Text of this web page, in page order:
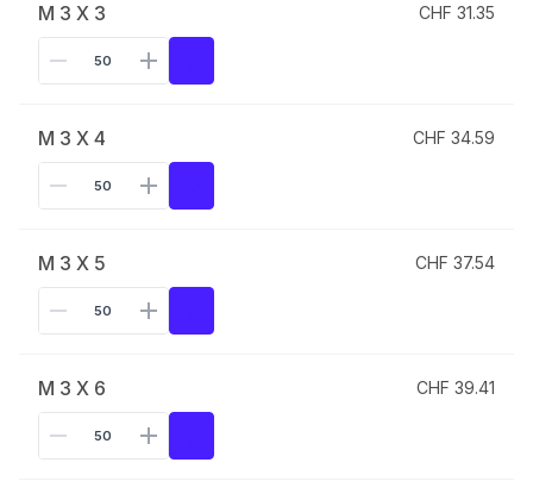
M 3 X 3 CHF 31.35
M 3 X 4 CHF 34.59
M 3 X 5 CHF 37.54
M 3 X 6 CHF 39.41